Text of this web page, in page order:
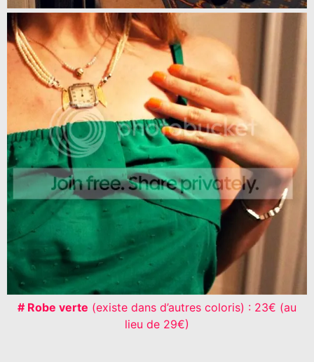
# Robe verte (existe dans d’autres coloris) : 23€ (au
lieu de 29€)